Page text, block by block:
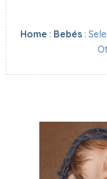
Home : Bebés :